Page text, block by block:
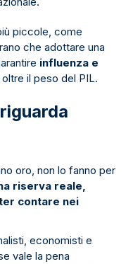
piccole, come
che adottare una
influenza e
oltre il peso del PIL.
oro, non lo fanno per
riserva reale,
contare nei
economisti e
vale la pena